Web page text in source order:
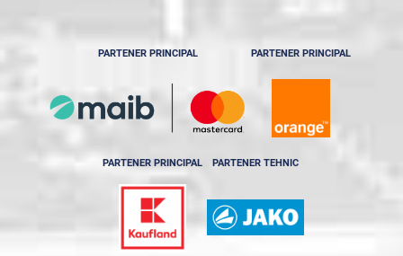
PARTENER PRINCIPAL PARTENER PRINCIPAL
PARTENER PRINCIPAL PARTENER TEHNIC